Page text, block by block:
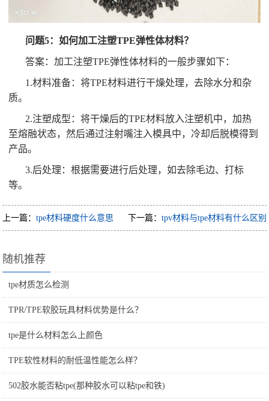
问题5：如何加工注塑TPE弹性体材料？
答案：加工注塑TPE弹性体材料的一般步骤如下：
1.材料准备：将TPE材料进行干燥处理，去除水分和杂
质。
2.注塑成型：将干燥后的TPE材料放入注塑机中，加热
至熔融状态，然后通过注射嘴注入模具中，冷却后脱模得到
产品。
3.后处理：根据需要进行后处理，如去除毛边、打标
等。
上一篇：tpe材料硬度什么意思 下一篇： tpv材料与tpe材料有什么区别
随机推荐
tpe材质怎么检测
TPR/TPE软胶玩具材料优势是什么？
tpe是什么材料怎么上颜色
TPE软性材料的耐低温性能怎么样？
502胶水能否粘tpe(那种胶水可以粘tpe和铁)